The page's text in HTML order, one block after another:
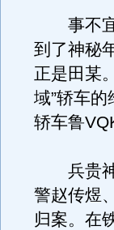
事不宜
到了神秘
正是田某
域”轿车
轿车鲁
兵贵神
警赵传煜
归案。在